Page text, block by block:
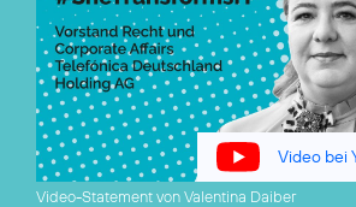
Video bei
Video-Statement von Valentina Daiber